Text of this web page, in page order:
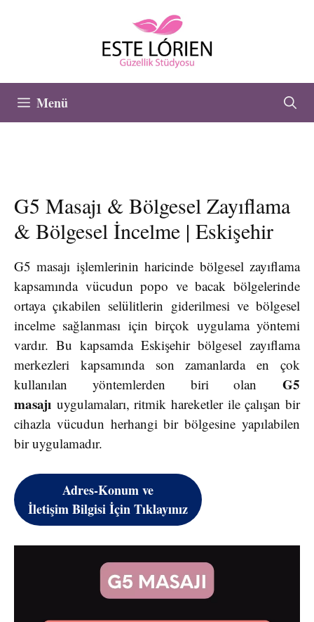
Menü
G5 Masajı & Bölgesel Zayıflama
& Bölgesel İncelme | Eskişehir
G5 masajı işlemlerinin haricinde bölgesel zayıflama
kapsamında vücudun popo ve bacak bölgelerinde
ortaya çıkabilen selülitlerin giderilmesi ve bölgesel
incelme sağlanması için birçok uygulama yöntemi
vardır. Bu kapsamda Eskişehir bölgesel zayıflama
merkezleri kapsamında son zamanlarda en çok
kullanılan yöntemlerden biri olan G5
masajı uygulamaları, ritmik hareketler ile çalışan bir
cihazla vücudun herhangi bir bölgesine yapılabilen
bir uygulamadır.
Adres-Konum ve
İletişim Bilgisi İçin Tıklayınız